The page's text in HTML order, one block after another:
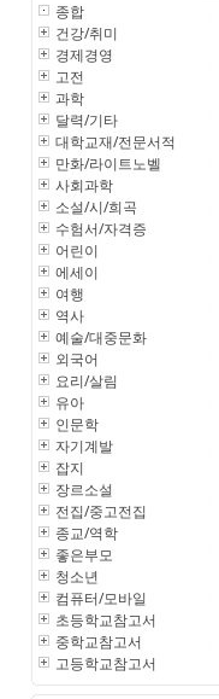
종합
건강/취미
경제경영
고전
과학
달력/기타
대학교재/전문서적
만화/라이트노벨
사회과학
소설/시/희곡
수험서/자격증
어린이
에세이
여행
역사
예술/대중문화
외국어
요리/살림
유아
인문학
자기계발
잡지
장르소설
전집/중고전집
종교/역학
좋은부모
청소년
컴퓨터/모바일
초등학교참고서
중학교참고서
고등학교참고서